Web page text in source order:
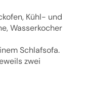
Kühl- und
Wasserkocher
Schlafsofa.
zwei